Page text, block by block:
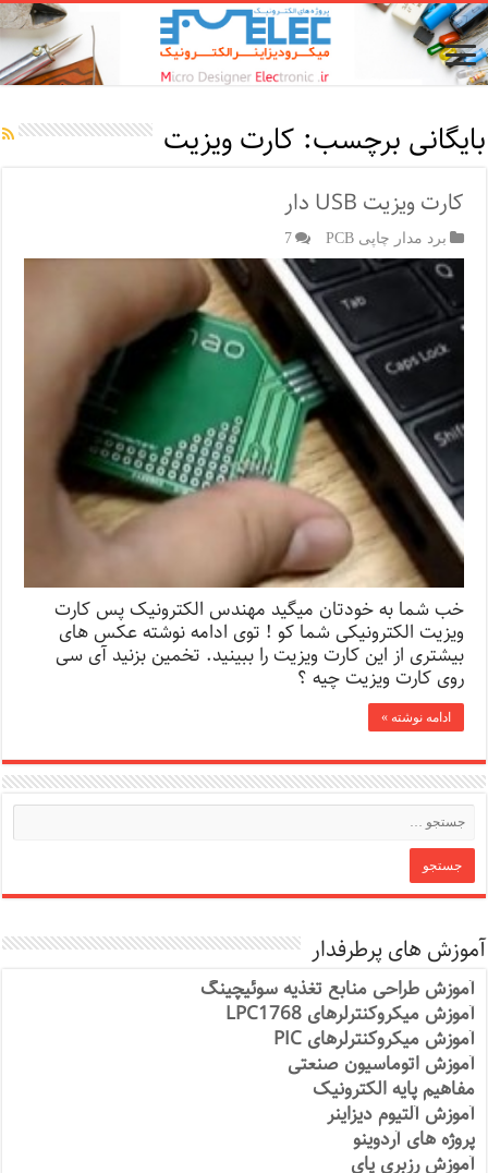
بایگانی برچسب: کارت ویزیت
کارت ویزیت USB دار
برد مدار چاپی PCB 7
خب شما به خودتان میگید مهندس الکترونیک پس کارت
ویزیت الکترونیکی شما کو ! توی ادامه نوشته عکس های
بیشتری از این کارت ویزیت را ببینید. تخمین بزنید آی سی
روی کارت ویزیت چیه ؟
ادامه نوشته »
آموزش های پرطرفدار
آموزش طراحی منابع تغذیه سوئیچینگ
آموزش میکروکنترلرهای LPC1768
آموزش میکروکنترلرهای PIC
آموزش اتوماسیون صنعتی
مفاهیم پایه الکترونیک
آموزش آلتیوم دیزاینر
پروژه های آردوینو
آموزش رزبری پای